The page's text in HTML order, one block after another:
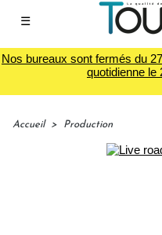
☰
Nos bureaux sont fermés du
quotidienne le
Accueil > Production